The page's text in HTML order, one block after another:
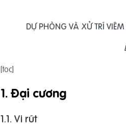
DỰ PHÒNG VÀ XỬ TRÍ
[toc]
1. Đại cương
1.1. Vi rút